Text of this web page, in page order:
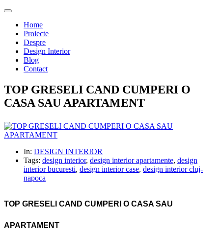
Home
Proiecte
Despre
Design Interior
Blog
Contact
TOP GRESELI CAND CUMPERI O
CASA SAU APARTAMENT
In: DESIGN INTERIOR
Tags: design interior, design interior apartamente, design
interior bucuresti, design interior case, design interior cluj-
napoca
TOP GRESELI CAND CUMPERI O CASA SAU
APARTAMENT